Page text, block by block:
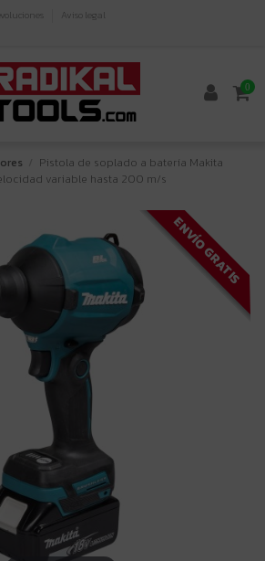
Aviso legal
0
Pistola de soplado a batería Makita
variable hasta 200 m/s
ENVÍO GRATIS